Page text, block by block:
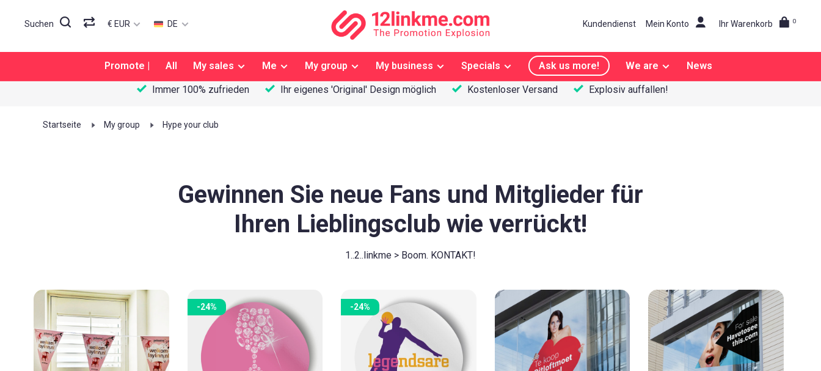
Suchen € EUR DE Kundendienst Mein Konto Ihr Warenkorb 0
Promote | All My sales Me My group My business Specials Ask us more! We are News
Immer 100% zufrieden Ihr eigenes 'Original' Design möglich Kostenloser Versand Explosiv auffallen!
Startseite My group Hype your club
Gewinnen Sie neue Fans und Mitglieder für
Ihren Lieblingsclub wie verrückt!
1..2..linkme > Boom. KONTAKT!
-24% -24%